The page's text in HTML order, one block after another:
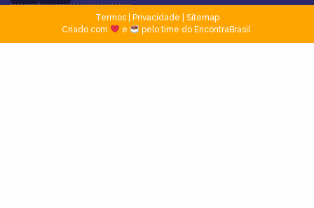
Termos| Privacidade
Sitemap
Criado com
e pelo time do EncontraBrasil